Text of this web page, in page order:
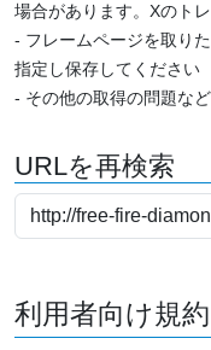
場合があります。Xのト
- フレームページを取り
指定し保存してください
- その他の取得の問題な
URLを再検索
利用者向け規約